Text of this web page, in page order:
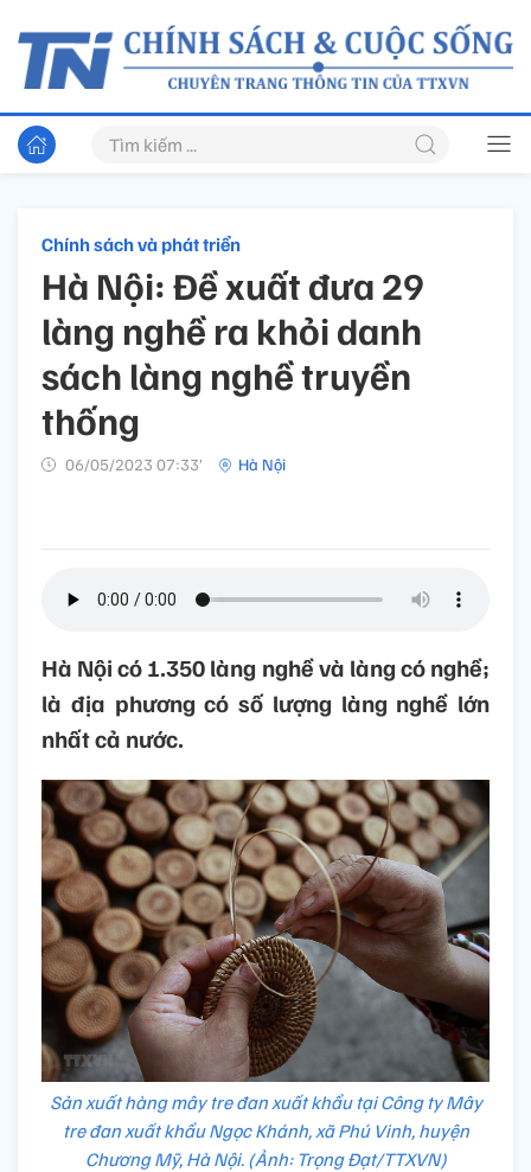
Chính sách và phát triển
Hà Nội: Đề xuất đưa 29
làng nghề ra khỏi danh
sách làng nghề truyền
thống
06/05/2023 07:33’ Hà Nội
Hà Nội có 1.350 làng nghề và làng có nghề;
là địa phương có số lượng làng nghề lớn
nhất cả nước.
Sản xuất hàng mây tre đan xuất khẩu tại Công ty Mây
tre đan xuất khẩu Ngọc Khánh, xã Phú Vinh, huyện
Chương Mỹ, Hà Nội. (Ảnh: Trọng Đạt/TTXVN)